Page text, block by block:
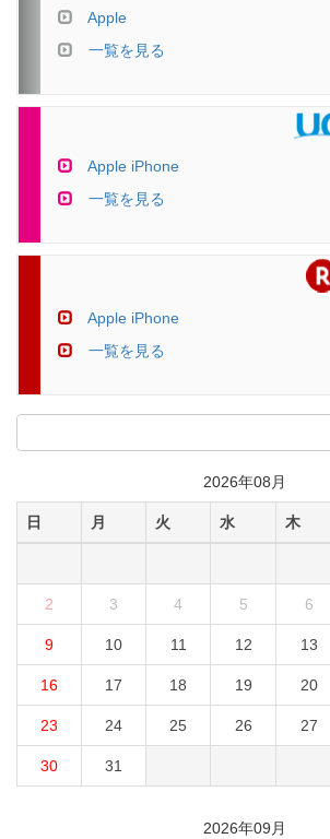
Apple
一覧を見る
Apple iPhone
一覧を見る
Apple iPhone
一覧を見る
2026年08月
日 月 火 水 木
2 3 4 5 6
9 10 11 12 13
16 17 18 19 20
23 24 25 26 27
30 31
2026年09月